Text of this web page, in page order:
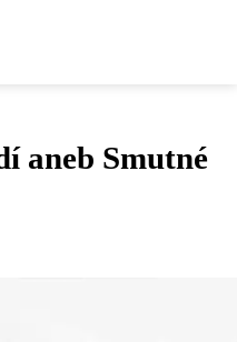
aneb Smutné